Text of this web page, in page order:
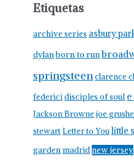
Etiquetas
archive series asbury
dylanborn to run
springsteenclarence
federicidisciples of soul
Jackson Browne joe
stewartLetter to Youlittle
gardenmadridnew jersey